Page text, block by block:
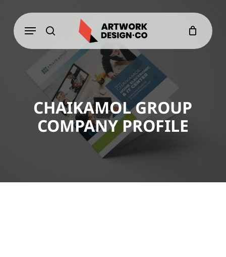
main
content
search
Menu
CHAIKAMOL GROUP
COMPANY PROFILE